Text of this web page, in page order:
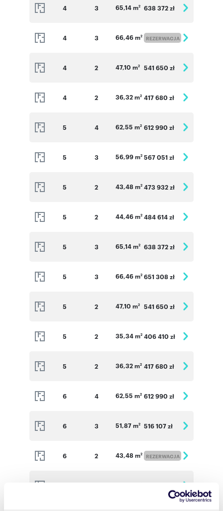
4 3 65,14 m2 638 372 zł
4 3 66,46 m2 REZERWACJA
4 2 47,10 m2 541 650 zł
4 2 36,32 m2 417 680 zł
5 4 62,55 m2 612 990 zł
5 3 56,99 m2 567 051 zł
5 2 43,48 m2 473 932 zł
5 2 44,46 m2 484 614 zł
5 3 65,14 m2 638 372 zł
5 3 66,46 m2 651 308 zł
5 2 47,10 m2 541 650 zł
5 2 35,34 m2 406 410 zł
5 2 36,32 m2 417 680 zł
6 4 62,55 m2 612 990 zł
6 3 51,87 m2 516 107 zł
6 2 43,48 m2 REZERWACJA
44,46 m